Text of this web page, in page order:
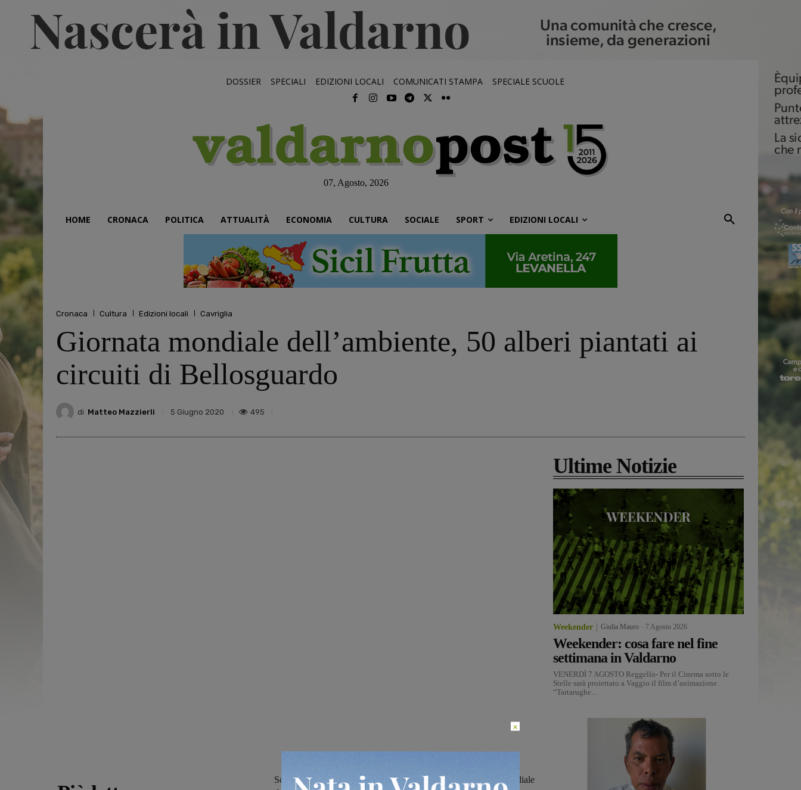
DOSSIER SPECIALI EDIZIONI LOCALI COMUNICATI STAMPA SPECIALE SCUOLE
07, Agosto, 2026
HOME CRONACA POLITICA ATTUALITÀ ECONOMIA CULTURA SOCIALE SPORT EDIZIONI LOCALI
Cronaca Cultura Edizioni locali Cavriglia
Giornata mondiale dell’ambiente, 50 alberi piantati ai
circuiti di Bellosguardo
di Matteo Mazzierli 5 Giugno 2020 495
Sono stati inaugurati stamattina, in occasione della Giornata mondiale
Ultime Notizie
Weekender Giulia Mauro 7 Agosto 2026
Weekender: cosa fare nel fine
settimana in Valdarno
VENERDÌ 7 AGOSTO Reggello- Per il Cinema sotto le
Stelle sarà proiettato a Vaggio il film d’animazione
“Tartarughe...
×